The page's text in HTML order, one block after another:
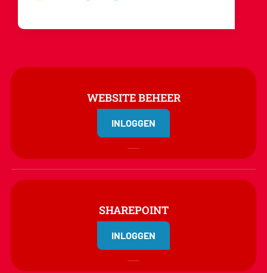
WEBSITE BEHEER
INLOGGEN
SHAREPOINT
INLOGGEN